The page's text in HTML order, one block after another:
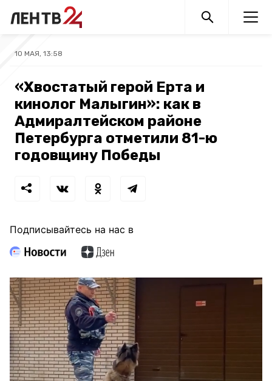
10 МАЯ, 13:58
«Хвостатый герой Ерта и
кинолог Малыгин»: как в
Адмиралтейском районе
Петербурга отметили 81-ю
годовщину Победы
Подписывайтесь на нас в